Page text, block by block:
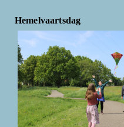
Hemelvaartsdag